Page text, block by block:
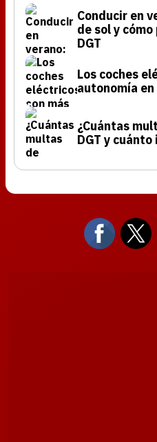
Conducir en
de sol y
DGT
Los coches
autonomía
¿Cuántas
DGT y